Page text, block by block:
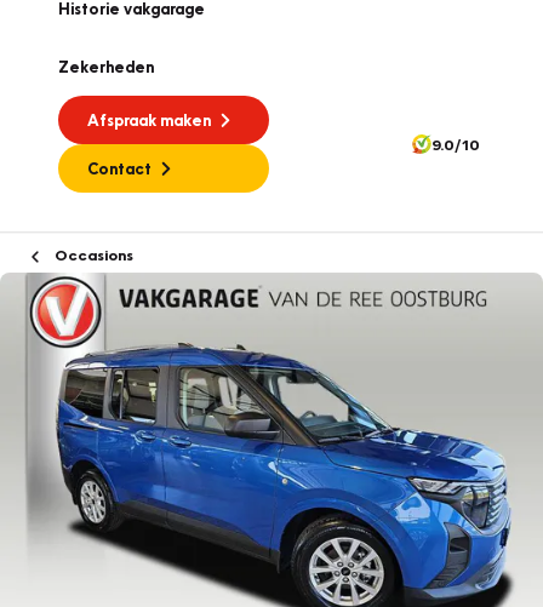
Historie vakgarage
Zekerheden
Afspraak maken
Contact
9.0/10
Occasions